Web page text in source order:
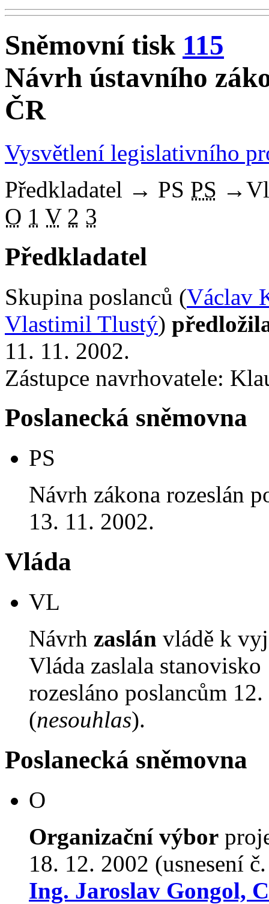
Sněmovní tisk 115
Návrh ústavního
ČR
Vysvětlení legislativního
Předkladatel → PS PS →
O 1 V 2 3
Předkladatel
Skupina poslanců (Václav
Vlastimil Tlustý)
11. 11. 2002.
Zástupce navrhovatele:
Poslanecká sněmovna
PS
Návrh zákona rozeslán
13. 11. 2002.
Vláda
VL
Návrh zaslán vládě k
Vláda zaslala
rozesláno poslancům
(nesouhlas).
Poslanecká sněmovna
O
Organizační výbor
18. 12. 2002 (usnesení
Ing. Jaroslav Gongol,